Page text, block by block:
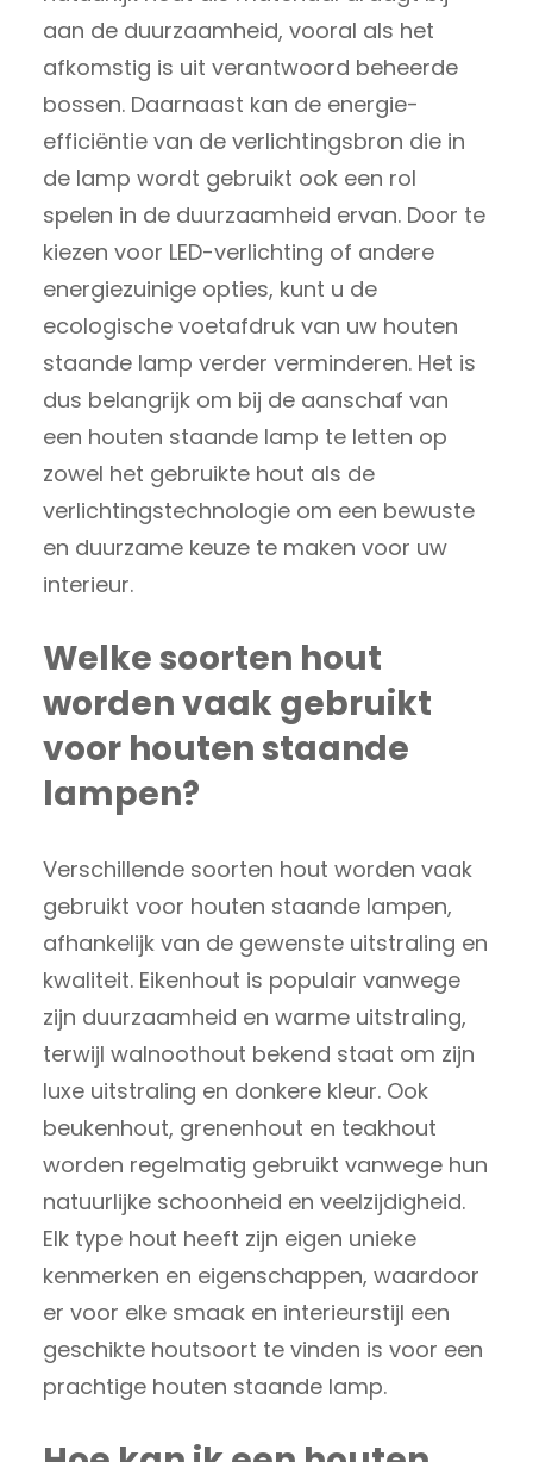
aan de duurzaamheid, vooral als het
afkomstig is uit verantwoord beheerde
bossen. Daarnaast kan de energie-
efficiëntie van de verlichtingsbron die in
de lamp wordt gebruikt ook een rol
spelen in de duurzaamheid ervan. Door te
kiezen voor LED-verlichting of andere
energiezuinige opties, kunt u de
ecologische voetafdruk van uw houten
staande lamp verder verminderen. Het is
dus belangrijk om bij de aanschaf van
een houten staande lamp te letten op
zowel het gebruikte hout als de
verlichtingstechnologie om een bewuste
en duurzame keuze te maken voor uw
interieur.
Welke soorten hout
worden vaak gebruikt
voor houten staande
lampen?
Verschillende soorten hout worden vaak
gebruikt voor houten staande lampen,
afhankelijk van de gewenste uitstraling en
kwaliteit. Eikenhout is populair vanwege
zijn duurzaamheid en warme uitstraling,
terwijl walnoothout bekend staat om zijn
luxe uitstraling en donkere kleur. Ook
beukenhout, grenenhout en teakhout
worden regelmatig gebruikt vanwege hun
natuurlijke schoonheid en veelzijdigheid.
Elk type hout heeft zijn eigen unieke
kenmerken en eigenschappen, waardoor
er voor elke smaak en interieurstijl een
geschikte houtsoort te vinden is voor een
prachtige houten staande lamp.